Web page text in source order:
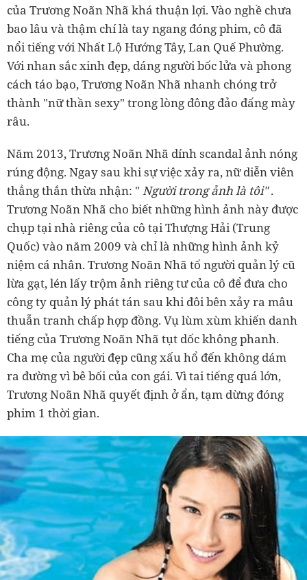
của Trương Noãn Nhã khá thuận lợi. Vào nghề chưa
bao lâu và thậm chí là tay ngang đóng phim, cô đã
nổi tiếng vớiNhất Lộ Hướng Tây, Lan Quế Phường.
Với nhan sắc xinh đẹp, dáng người bốc lửa và phong
cách táo bạo, Trương Noãn Nhã nhanh chóng trở
thành "nữ thần sexy" trong lòng đông đảo đấng mày
râu.
Năm 2013, Trương Noãn Nhã dính scandal ảnh nóng
rúng động. Ngay sau khi sự việc xảy ra, nữ diễn viên
thẳng thắn thừa nhận: " Người trong ảnh là tôi".
Trương Noãn Nhã cho biết những hình ảnh này được
chụp tại nhà riêng của cô tại Thượng Hải (Trung
Quốc) vào năm 2009 và chỉ là những hình ảnh kỷ
niệm cá nhân. Trương Noãn Nhã tố người quản lý cũ
lừa gạt, lén lấy trộm ảnh riêng tư của cô để đưa cho
công ty quản lý phát tán sau khi đôi bên xảy ra mâu
thuẫn tranh chấp hợp đồng. Vụ lùm xùm khiến danh
tiếng của Trương Noãn Nhã tụt dốc không phanh.
Cha mẹ của người đẹp cũng xấu hổ đến không dám
ra đường vì bê bối của con gái. Vì tai tiếng quá lớn,
Trương Noãn Nhã quyết định ở ẩn, tạm dừng đóng
phim 1 thời gian.